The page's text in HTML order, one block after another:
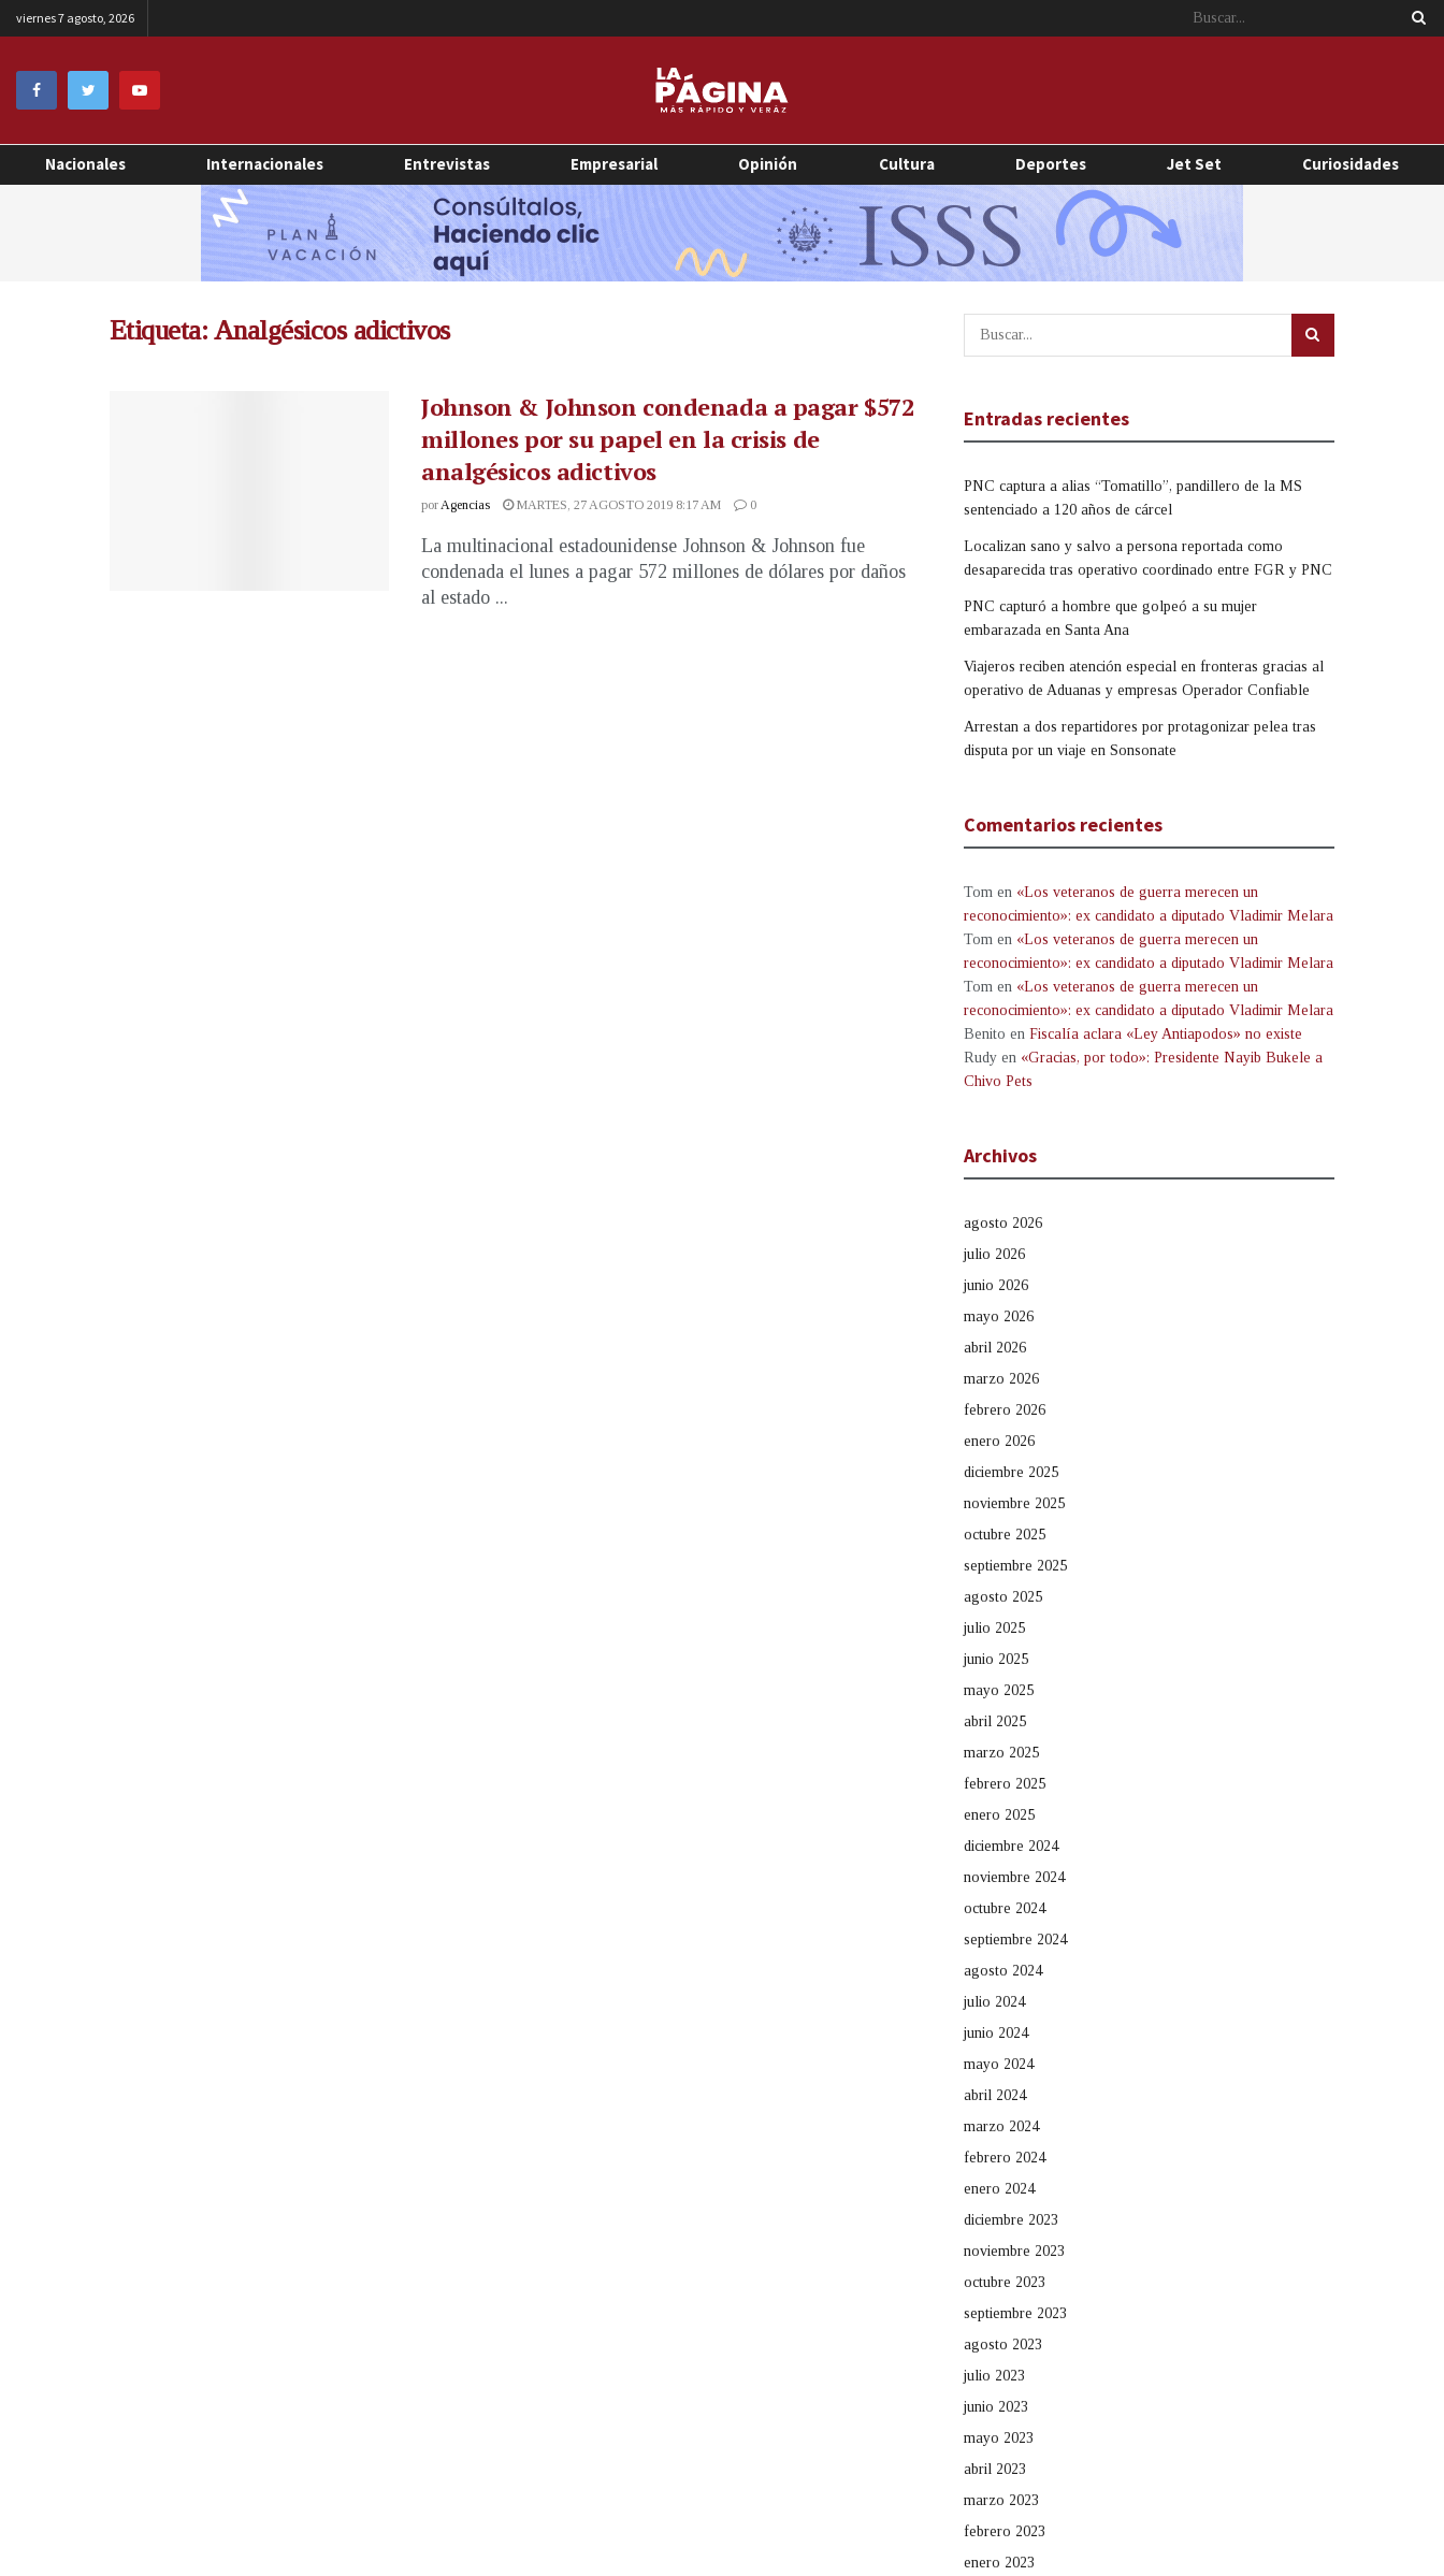
viernes 7 agosto, 2026
Nacionales Internacionales Entrevistas Empresarial Opinión Cultura Deportes Jet Set Curiosidades
Etiqueta: Analgésicos adictivos
Johnson & Johnson condenada a pagar $572
millones por su papel en la crisis de
analgésicos adictivos
porAgencias MARTES, 27 AGOSTO 2019 8:17 AM 0
La multinacional estadounidense Johnson & Johnson fue
condenada el lunes a pagar 572 millones de dólares por daños
al estado ...
Entradas recientes
PNC captura a alias “Tomatillo”, pandillero de la MS
sentenciado a 120 años de cárcel
Localizan sano y salvo a persona reportada como
desaparecida tras operativo coordinado entre FGR y PNC
PNC capturó a hombre que golpeó a su mujer
embarazada en Santa Ana
Viajeros reciben atención especial en fronteras gracias al
operativo de Aduanas y empresas Operador Confiable
Arrestan a dos repartidores por protagonizar pelea tras
disputa por un viaje en Sonsonate
Comentarios recientes
Tom en «Los veteranos de guerra merecen un
reconocimiento»: ex candidato a diputado Vladimir Melara
Tom en «Los veteranos de guerra merecen un
reconocimiento»: ex candidato a diputado Vladimir Melara
Tom en «Los veteranos de guerra merecen un
reconocimiento»: ex candidato a diputado Vladimir Melara
Benito en Fiscalía aclara «Ley Antiapodos» no existe
Rudy en «Gracias, por todo»: Presidente Nayib Bukele a
Chivo Pets
Archivos
agosto 2026
julio 2026
junio 2026
mayo 2026
abril 2026
marzo 2026
febrero 2026
enero 2026
diciembre 2025
noviembre 2025
octubre 2025
septiembre 2025
agosto 2025
julio 2025
junio 2025
mayo 2025
abril 2025
marzo 2025
febrero 2025
enero 2025
diciembre 2024
noviembre 2024
octubre 2024
septiembre 2024
agosto 2024
julio 2024
junio 2024
mayo 2024
abril 2024
marzo 2024
febrero 2024
enero 2024
diciembre 2023
noviembre 2023
octubre 2023
septiembre 2023
agosto 2023
julio 2023
junio 2023
mayo 2023
abril 2023
marzo 2023
febrero 2023
enero 2023